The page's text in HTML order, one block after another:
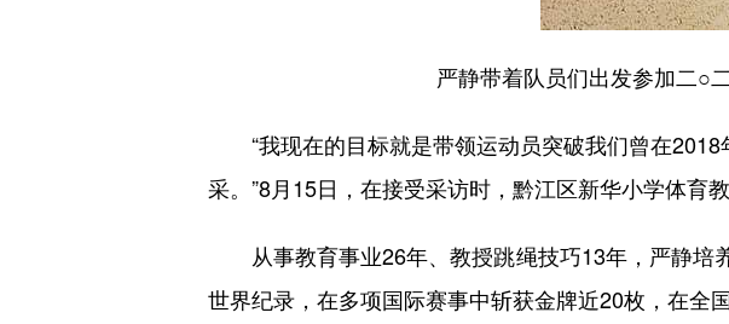
严静带着队员们出发参加二○二
“我现在的目标就是带领运动员突破我们曾在2018
采。”8月15日，在接受采访时，黔江区新华小学体育教
从事教育事业26年、教授跳绳技巧13年，严静培
世界纪录，在多项国际赛事中斩获金牌近20枚，在全